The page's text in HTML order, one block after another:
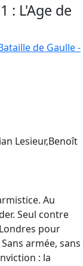
: L'Age de
de Gaulle -
Lesieur,Benoît
Au
Seul contre
pour
armée, sans
: la